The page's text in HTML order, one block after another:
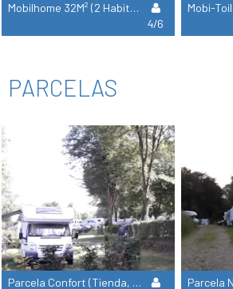
Mobilhome 32M² (2 Habitaciones)
4/6
PARCELAS
Parcela Confort (Tienda, Caravana, Autocaravana / 1 Coche / Electricidad 10A)